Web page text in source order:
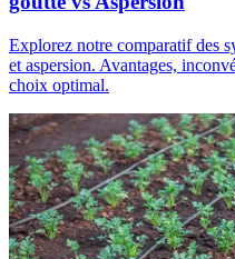
Explorez notre comparatif des
et aspersion. Avantages,
choix optimal.